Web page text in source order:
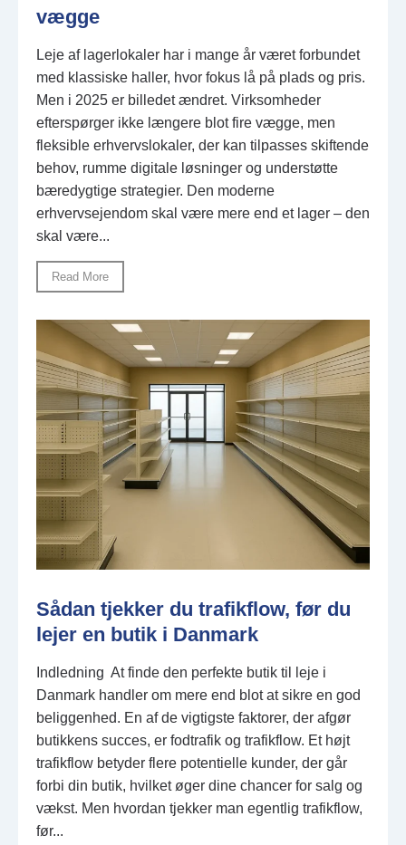
vægge
Leje af lagerlokaler har i mange år været forbundet
med klassiske haller, hvor fokus lå på plads og pris.
Men i 2025 er billedet ændret. Virksomheder
efterspørger ikke længere blot fire vægge, men
fleksible erhvervslokaler, der kan tilpasses skiftende
behov, rumme digitale løsninger og understøtte
bæredygtige strategier. Den moderne
erhvervsejendom skal være mere end et lager – den
skal være...
Read More
Sådan tjekker du trafikflow, før du
lejer en butik i Danmark
Indledning At finde den perfekte butik til leje i
Danmark handler om mere end blot at sikre en god
beliggenhed. En af de vigtigste faktorer, der afgør
butikkens succes, er fodtrafik og trafikflow. Et højt
trafikflow betyder flere potentielle kunder, der går
forbi din butik, hvilket øger dine chancer for salg og
vækst. Men hvordan tjekker man egentlig trafikflow,
før...